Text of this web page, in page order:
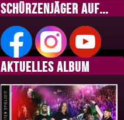
Schürzenjäger auf...
Aktuelles Album